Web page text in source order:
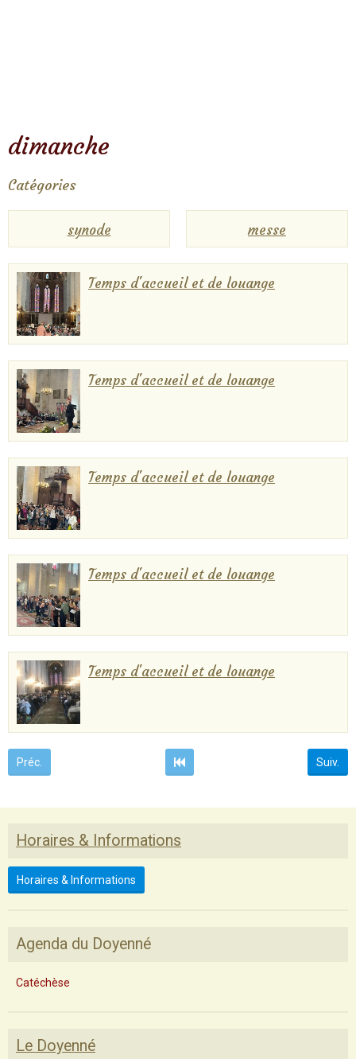
dimanche
Catégories
synode messe
Temps d'accueil et de louange
Temps d'accueil et de louange
Temps d'accueil et de louange
Temps d'accueil et de louange
Temps d'accueil et de louange
Préc. Suiv.
Horaires & Informations
Horaires & Informations
Agenda du Doyenné
Catéchèse
Le Doyenné